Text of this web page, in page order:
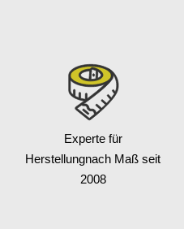
Experte für
Herstellungnach Maß seit
2008